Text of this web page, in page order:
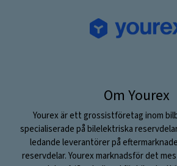
Om Yourex
Yourex är ett grossistföretag inom
specialiserade på bilelektriska
ledande leverantörer på
reservdelar. Yourex marknadsför det